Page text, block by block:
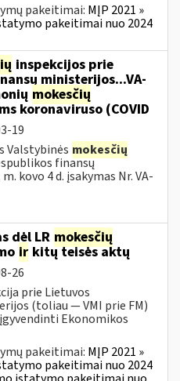
pakeitimai: MĮP 2021 »
pakeitimai nuo 2024
inspekcijos prie
ministerijos...VA-
mokesčių
koronaviruso (COVID
19
Valstybinės mokesčių
finansų
kovo 4 d. įsakymas Nr. VA-
dėl LR mokesčių
ir kitų teisės aktų
26
prie Lietuvos
(toliau — VMI prie FM)
Ekonomikos
pakeitimai: MĮP 2021 »
pakeitimai nuo 2024